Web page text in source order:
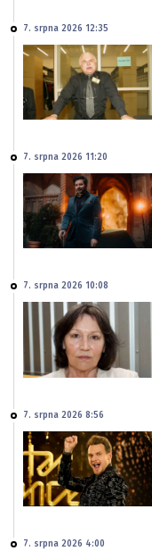
7. srpna 2026 12:35
7. srpna 2026 11:20
7. srpna 2026 10:08
7. srpna 2026 8:56
7. srpna 2026 4:00